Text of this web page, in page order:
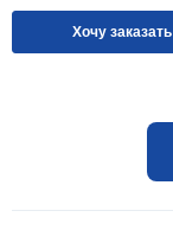
Хочу заказать